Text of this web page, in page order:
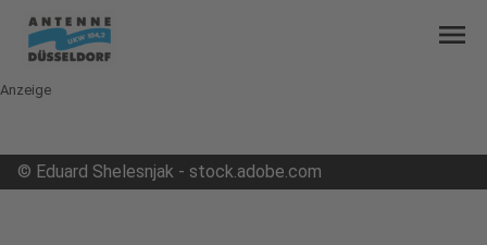
menu
Anzeige
© Eduard Shelesnjak - stock.adobe.com